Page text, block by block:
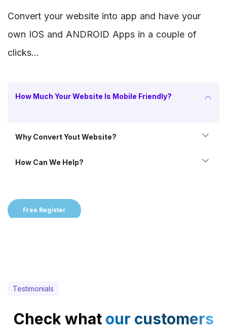
Convert your website into app and have your
own IOS and ANDROID Apps in a couple of
clicks…
How Much Your Website Is Mobile Friendly?
Why Convert Yout Website?
How Can We Help?
Free Register
Testimonials
Check whatour customers